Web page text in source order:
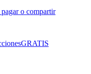
o compartir
GRATIS